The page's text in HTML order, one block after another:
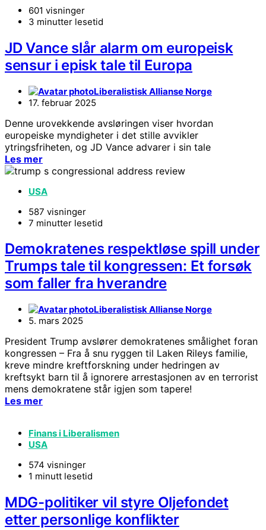
601 visninger
3 minutter lesetid
JD Vance slår alarm om europeisk
sensur i episk tale til Europa
Liberalistisk Allianse Norge
17. februar 2025
Denne urovekkende avsløringen viser hvordan
europeiske myndigheter i det stille avvikler
ytringsfriheten, og JD Vance advarer i sin tale
Les mer
USA
587 visninger
7 minutter lesetid
Demokratenes respektløse spill under
Trumps tale til kongressen: Et forsøk
som faller fra hverandre
Liberalistisk Allianse Norge
5. mars 2025
President Trump avslører demokratenes smålighet foran
kongressen – Fra å snu ryggen til Laken Rileys familie,
kreve mindre kreftforskning under hedringen av
kreftsykt barn til å ignorere arrestasjonen av en terrorist
mens demokratene står igjen som tapere!
Les mer
Finans i Liberalismen
USA
574 visninger
1 minutt lesetid
MDG-politiker vil styre Oljefondet
etter personlige konflikter